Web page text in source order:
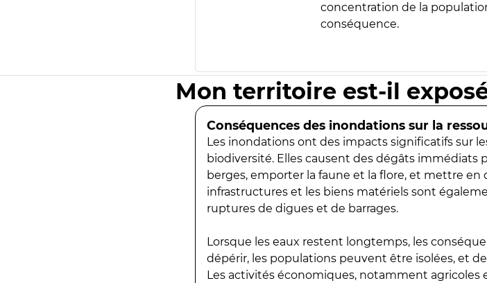
concentration de la
conséquence.
Mon territoire est-il
Conséquences des inondations sur la
Les inondations ont des impacts significatifs sur
biodiversité. Elles causent des dégâts immédiats
berges, emporter la faune et la flore, et mettre en
infrastructures et les biens matériels sont
ruptures de digues et de barrages.
Lorsque les eaux restent longtemps, les
dépérir, les populations peuvent être isolées, et
Les activités économiques, notamment agricoles